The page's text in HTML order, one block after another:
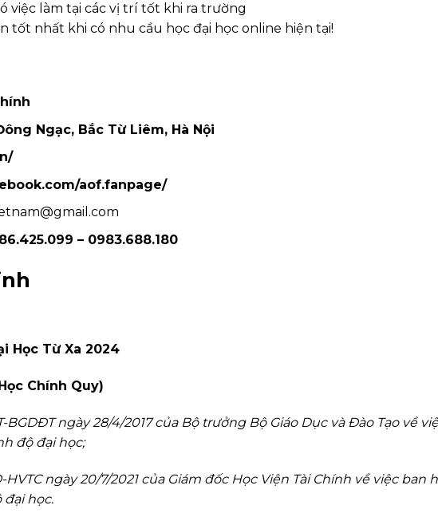
việc làm tại các vị trí tốt khi ra trường
tốt nhất khi có nhu cầu học đại học online hiện tại!
Ngạc, Bắc Từ Liêm, Hà Nội
aof.fanpage/
– 0983.688.180
Học Từ Xa 2024
Chính Quy)
BGDĐT ngày 28/4/2017 của Bộ trưởng Bộ Giáo Dục và Đào Tạo về
độ đại học;
ngày 20/7/2021 của Giám đốc Học Viện Tài Chính về việc ban
đại học.